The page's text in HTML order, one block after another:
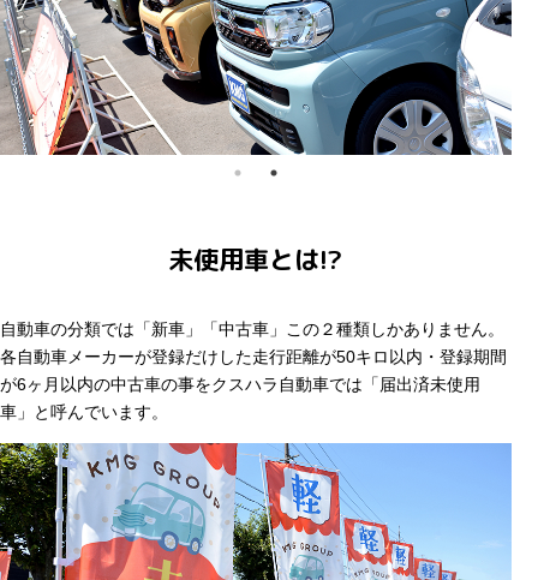
未使用車とは!?
自動車の分類では「新車」「中古車」この２種類しかありません。
各自動車メーカーが登録だけした走行距離が50キロ以内・登録期間
が6ヶ月以内の中古車の事をクスハラ自動車では「届出済未使用
車」と呼んでいます。